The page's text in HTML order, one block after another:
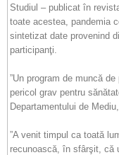
Studiul – publicat în
toate acestea, pandemia
sintetizat date provenind
participanţi.
”Un program de muncă
pericol grav pentru
Departamentului de
”A venit timpul ca toată
recunoască, în sfârşit, că